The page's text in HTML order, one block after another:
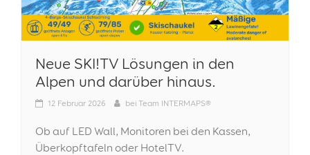
Neue SKI!TV Lösungen in den
Alpen und darüber hinaus.
12 Februar 2026 bei Team INTERMAPS®
Ob auf LED Wall, Monitoren bei den Kassen,
Überkopftafeln oder HotelTV.